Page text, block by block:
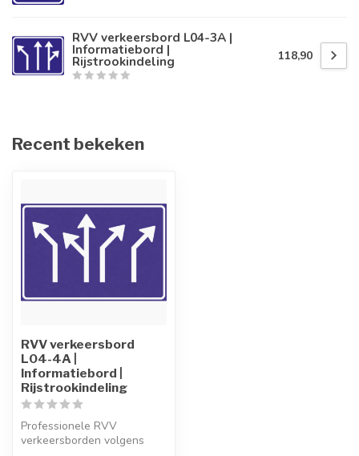
RVV verkeersbord L04-3A |
Informatiebord |
Rijstrookindeling 118,90
Recent bekeken
RVV verkeersbord
L04-4A |
Informatiebord |
Rijstrookindeling
Professionele RVV
verkeersborden volgens